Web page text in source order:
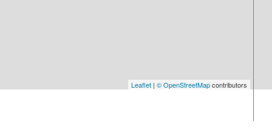
Leaflet | © OpenStreetMapcontributors